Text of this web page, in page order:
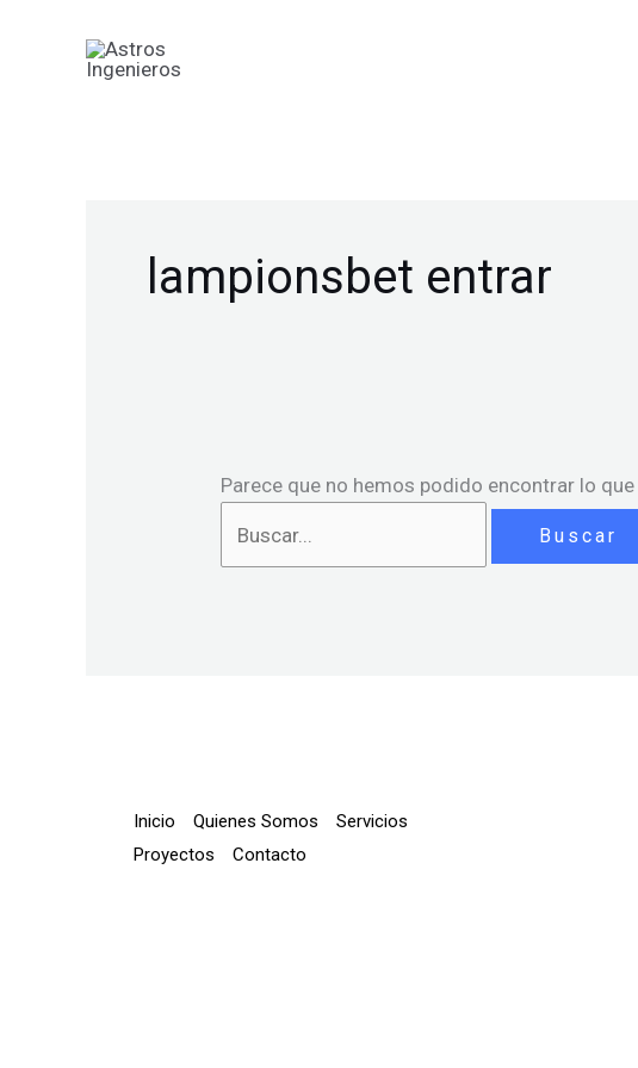
lampionsbet entrar
Parece que no hemos podido encontrar lo
Inicio Quienes Somos
Servicios
Proyectos
Contacto